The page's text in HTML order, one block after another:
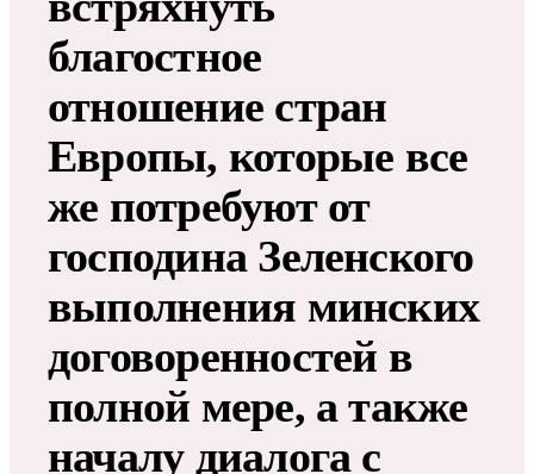
благостное
отношение стран
Европы, которые все
же потребуют от
господина Зеленского
выполнения минских
договоренностей в
полной мере, а также
началу диалога с